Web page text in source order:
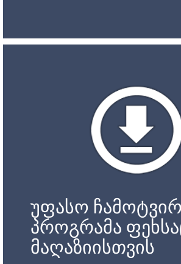
უფასო
პროგრამა
მაღაზიისთვის